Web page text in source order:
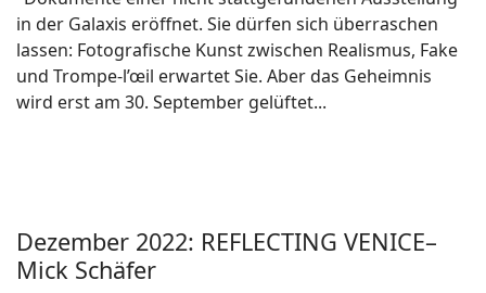
in der Galaxis eröffnet. Sie dürfen sich überraschen
lassen: Fotografische Kunst zwischen Realismus, Fake
und Trompe-l’œil erwartet Sie. Aber das Geheimnis
wird erst am 30. September gelüftet...
Dezember 2022: REFLECTING VENICE–
Mick Schäfer